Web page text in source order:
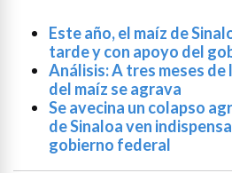
Este año, el maíz de
tarde y con apoyo del
Análisis: A tres meses de
del maíz se agrava
Se avecina un colapso
de Sinaloa ven
gobierno federal